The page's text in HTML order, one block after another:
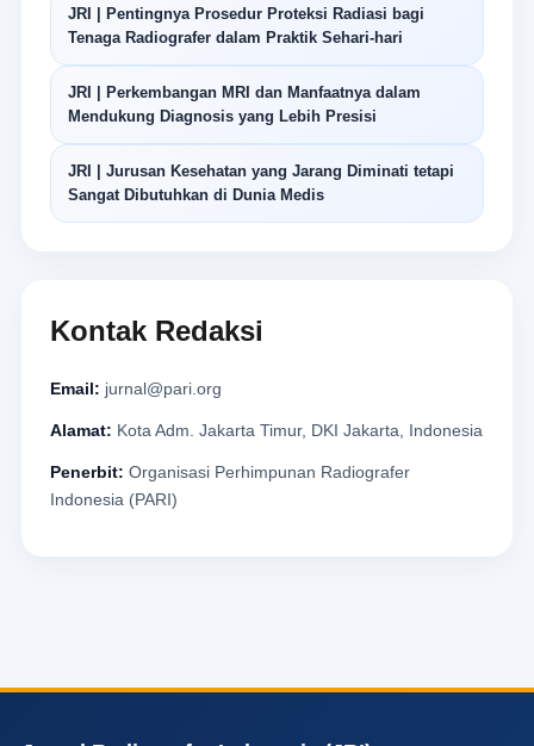
JRI | Pentingnya Prosedur Proteksi Radiasi bagi
Tenaga Radiografer dalam Praktik Sehari-hari
JRI | Perkembangan MRI dan Manfaatnya dalam
Mendukung Diagnosis yang Lebih Presisi
JRI | Jurusan Kesehatan yang Jarang Diminati tetapi
Sangat Dibutuhkan di Dunia Medis
Kontak Redaksi
Email: jurnal@pari.org
Alamat: Kota Adm. Jakarta Timur, DKI Jakarta, Indonesia
Penerbit: Organisasi Perhimpunan Radiografer
Indonesia (PARI)